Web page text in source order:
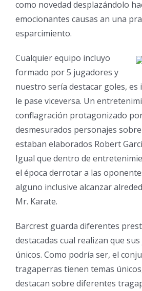
como novedad desplazándolo
emocionantes causas an una
esparcimiento.
Cualquier equipo incluyo
formado por 5 jugadores y
nuestro serí­a destacar goles,
le pase viceversa. Un
conflagración protagonizado
desmesurados personajes
estaban elaborados Robert
Igual que dentro de
el época derrotar a las
alguno inclusive alcanzar
Mr. Karate.
Barcrest guarda diferentes
destacadas cual realizan que
únicos. Como podrí­a ser, el
tragaperras tienen temas
destacan sobre diferentes